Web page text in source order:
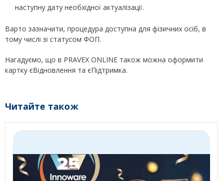
наступну дату необхідної актуалізації.
Варто зазначити, процедура доступна для фізичних осіб, в
тому числі зі статусом ФОП.
Нагадуємо, що в PRAVEX ONLINE також можна оформити
картку єВідновлення та єПідтримка.
Читайте також